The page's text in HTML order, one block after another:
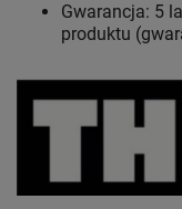
Gwarancja: 5
produktu